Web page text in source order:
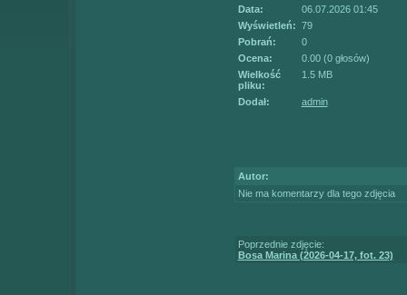
Data:
06.07.2026 01:45
Wyświetleń: 79
Pobrań:
0
Ocena:
0.00 (0 głosów)
Wielkość
pliku:
1.5 MB
Dodał: admin
Autor:
Nie ma komentarzy dla tego zdjęcia
Poprzednie zdjęcie:
Bosa Marina (2026-04-17, fot. 23)